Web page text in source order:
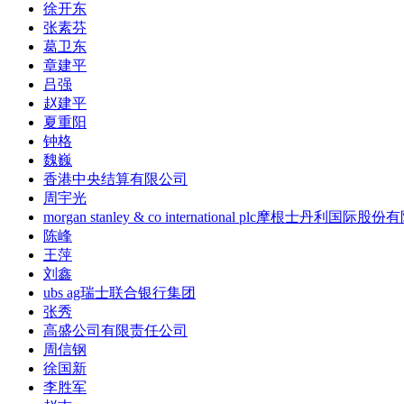
徐开东
张素芬
葛卫东
章建平
吕强
赵建平
夏重阳
钟格
魏巍
香港中央结算有限公司
周宇光
morgan stanley & co international plc摩根士丹利国际股份有
陈峰
王萍
刘鑫
ubs ag瑞士联合银行集团
张秀
高盛公司有限责任公司
周信钢
徐国新
李胜军